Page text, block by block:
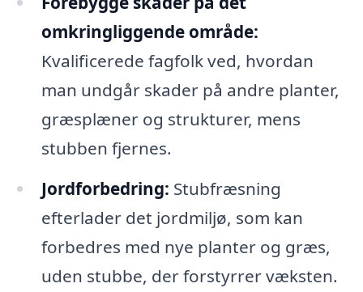
omkringliggende område:
Kvalificerede fagfolk ved, hvordan
man undgår skader på andre planter,
græsplæner og strukturer, mens
stubben fjernes.
Jordforbedring: Stubfræsning
efterlader det jordmiljø, som kan
forbedres med nye planter og græs,
uden stubbe, der forstyrrer væksten.